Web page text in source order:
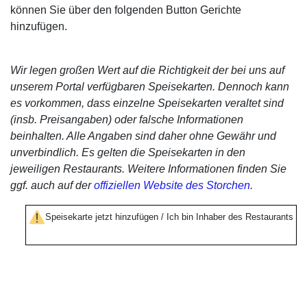
können Sie über den folgenden Button Gerichte
hinzufügen.
Wir legen großen Wert auf die Richtigkeit der bei uns auf
unserem Portal verfügbaren Speisekarten. Dennoch kann
es vorkommen, dass einzelne Speisekarten veraltet sind
(insb. Preisangaben) oder falsche Informationen
beinhalten. Alle Angaben sind daher ohne Gewähr und
unverbindlich. Es gelten die Speisekarten in den
jeweiligen Restaurants. Weitere Informationen finden Sie
ggf. auch auf deroffiziellen Website des Storchen.
Speisekarte jetzt hinzufügen / Ich bin Inhaber des Restaurants